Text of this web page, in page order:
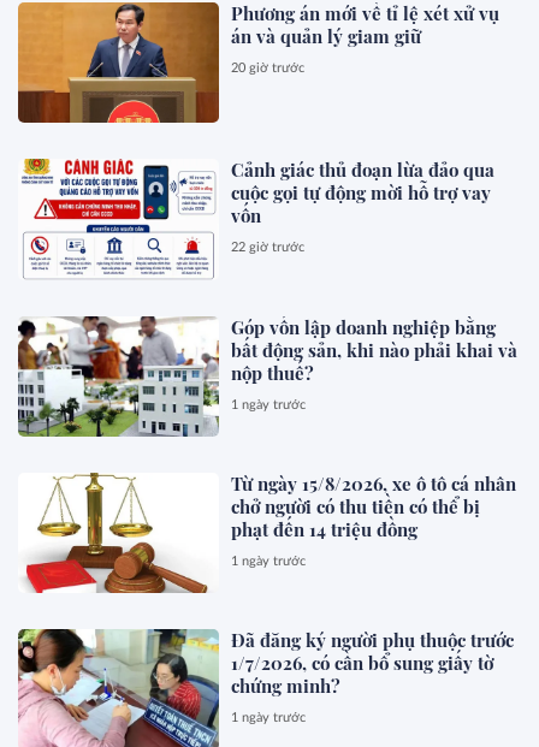
Phương án mới về tỉ lệ xét xử vụ
án và quản lý giam giữ
20 giờ trước
Cảnh giác thủ đoạn lừa đảo qua
cuộc gọi tự động mời hỗ trợ vay
vốn
22 giờ trước
Góp vốn lập doanh nghiệp bằng
bất động sản, khi nào phải khai và
nộp thuế?
1 ngày trước
Từ ngày 15/8/2026, xe ô tô cá nhân
chở người có thu tiền có thể bị
phạt đến 14 triệu đồng
1 ngày trước
Đã đăng ký người phụ thuộc trước
1/7/2026, có cần bổ sung giấy tờ
chứng minh?
1 ngày trước